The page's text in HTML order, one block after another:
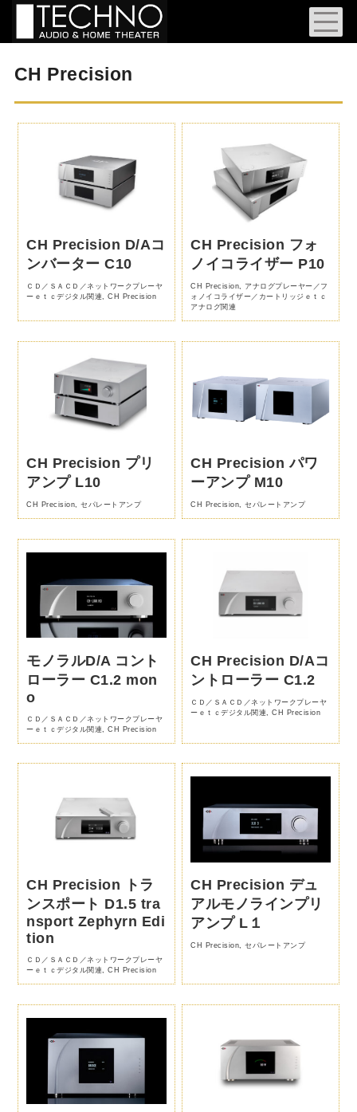
CH Precision
CH Precision D/Aコ
ンバーター C10
ＣＤ／ＳＡＣＤ／ネットワークプレーヤ
ーｅｔｃデジタル関連,CH Precision
CH Precision フォ
ノイコライザー P10
CH Precision, アナログプレーヤー／フ
ォノイコライザー／カートリッジｅｔｃ
アナログ関連
CH Precision プリ
アンプ L10
CH Precision ,セパレートアンプ
CH Precision パワ
ーアンプ M10
CH Precision ,セパレートアンプ
モノラルD/A コント
ローラー C1.2 mon
o
ＣＤ／ＳＡＣＤ／ネットワークプレーヤ
ーｅｔｃデジタル関連
,CH Precision
CH Precision D/Aコ
ントローラー C1.2
ＣＤ／ＳＡＣＤ／ネットワークプレーヤ
ーｅｔｃデジタル関連
,CH Precision
CH Precision トラ
ンスポート D1.5 tra
nsport Zephyrn Edi
tion
ＣＤ／ＳＡＣＤ／ネットワークプレーヤ
ーｅｔｃデジタル関連,CH Precision
CH Precision デュ
アルモノラインプリ
アンプ L１
CH Precision,セパレートアンプ